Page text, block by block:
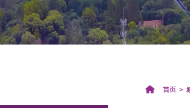
首页